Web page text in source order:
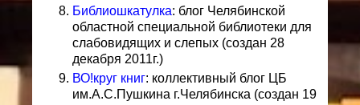
Библиошкатулка: блог Челябинской
областной специальной библиотеки для
слабовидящих и слепых (создан 28
декабря 2011г.)
ВО!круг книг: коллективный блог ЦБ
им.А.С.Пушкина г.Челябинска (создан 19